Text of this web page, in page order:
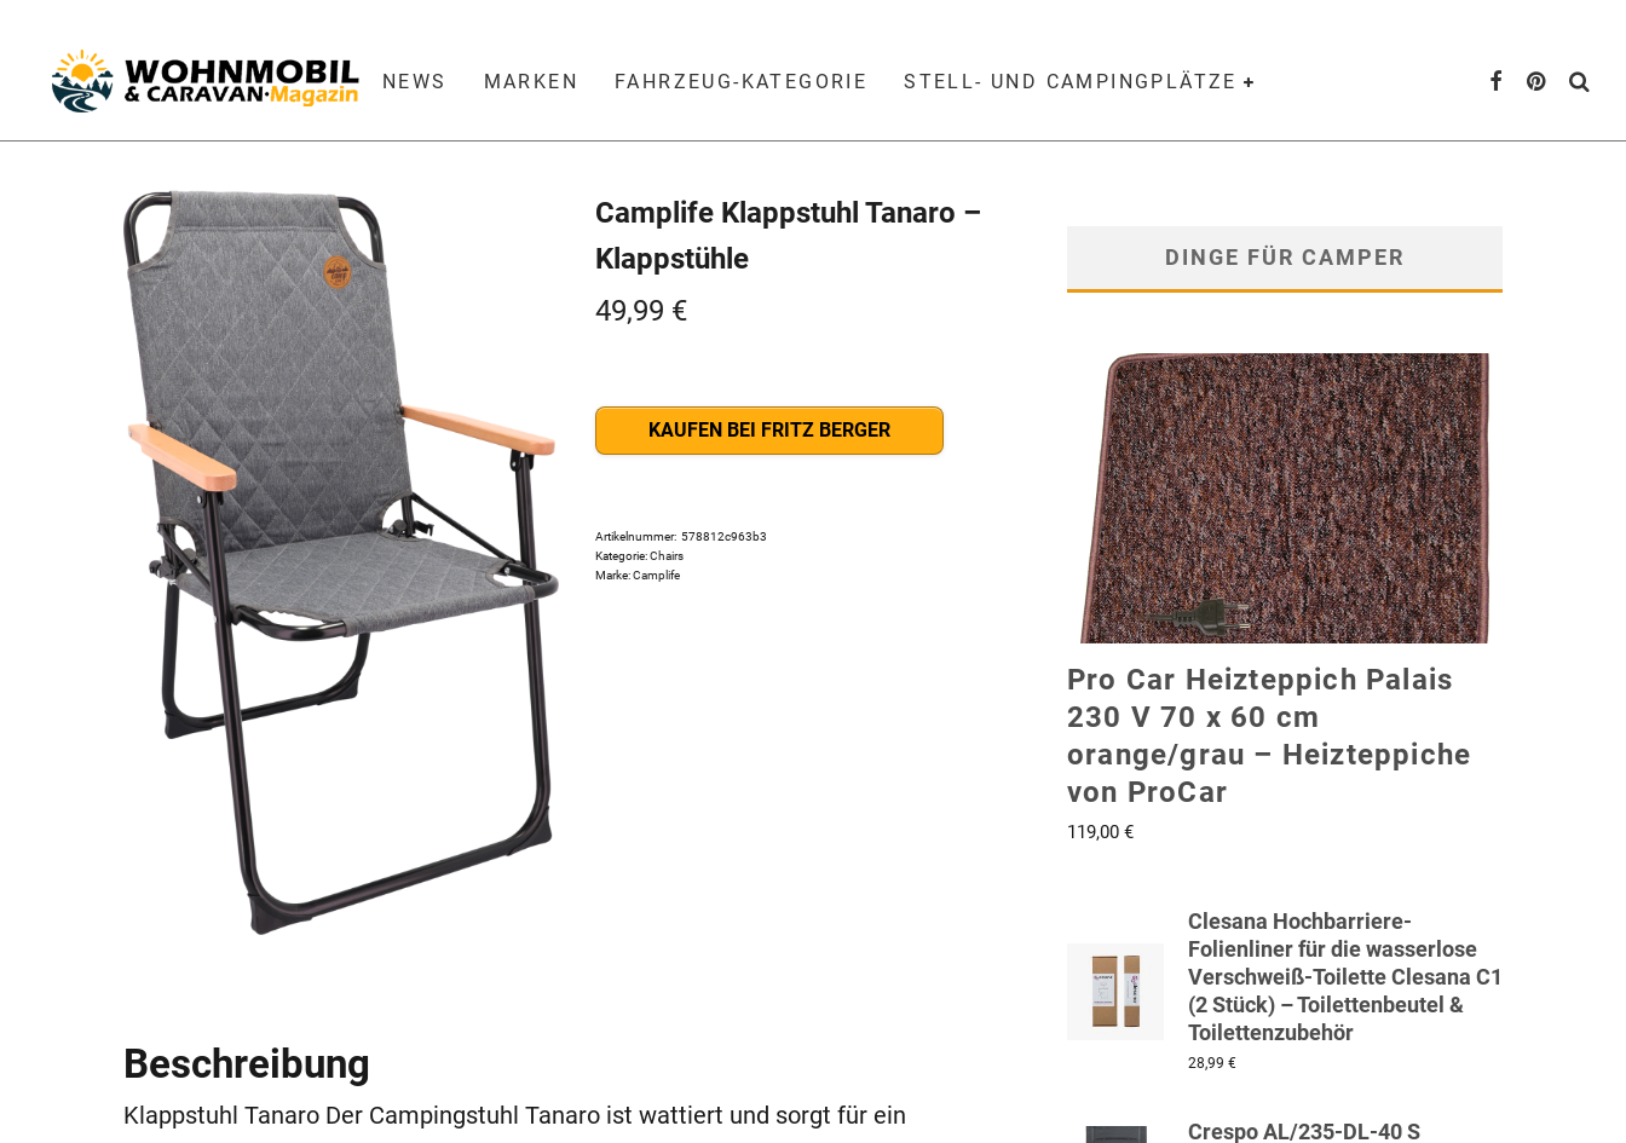
NEWS MARKEN FAHRZEUG-KATEGORIE STELL- UND CAMPINGPLÄTZE
Camplife Klappstuhl Tanaro –
Klappstühle
49,99 €
KAUFEN BEI FRITZ BERGER
Artikelnummer: 578812c963b3
Kategorie:Chairs
Marke:Camplife
Beschreibung
Klappstuhl Tanaro Der Campingstuhl Tanaro ist wattiert und sorgt für ein
DINGE FÜR CAMPER
Pro Car Heizteppich Palais
230 V 70 x 60 cm
orange/grau – Heizteppiche
von ProCar
119,00 €
Clesana Hochbarriere-
Folienliner für die wasserlose
Verschweiß-Toilette Clesana C1
(2 Stück) – Toilettenbeutel &
Toilettenzubehör
28,99 €
Crespo AL/235-DL-40 S